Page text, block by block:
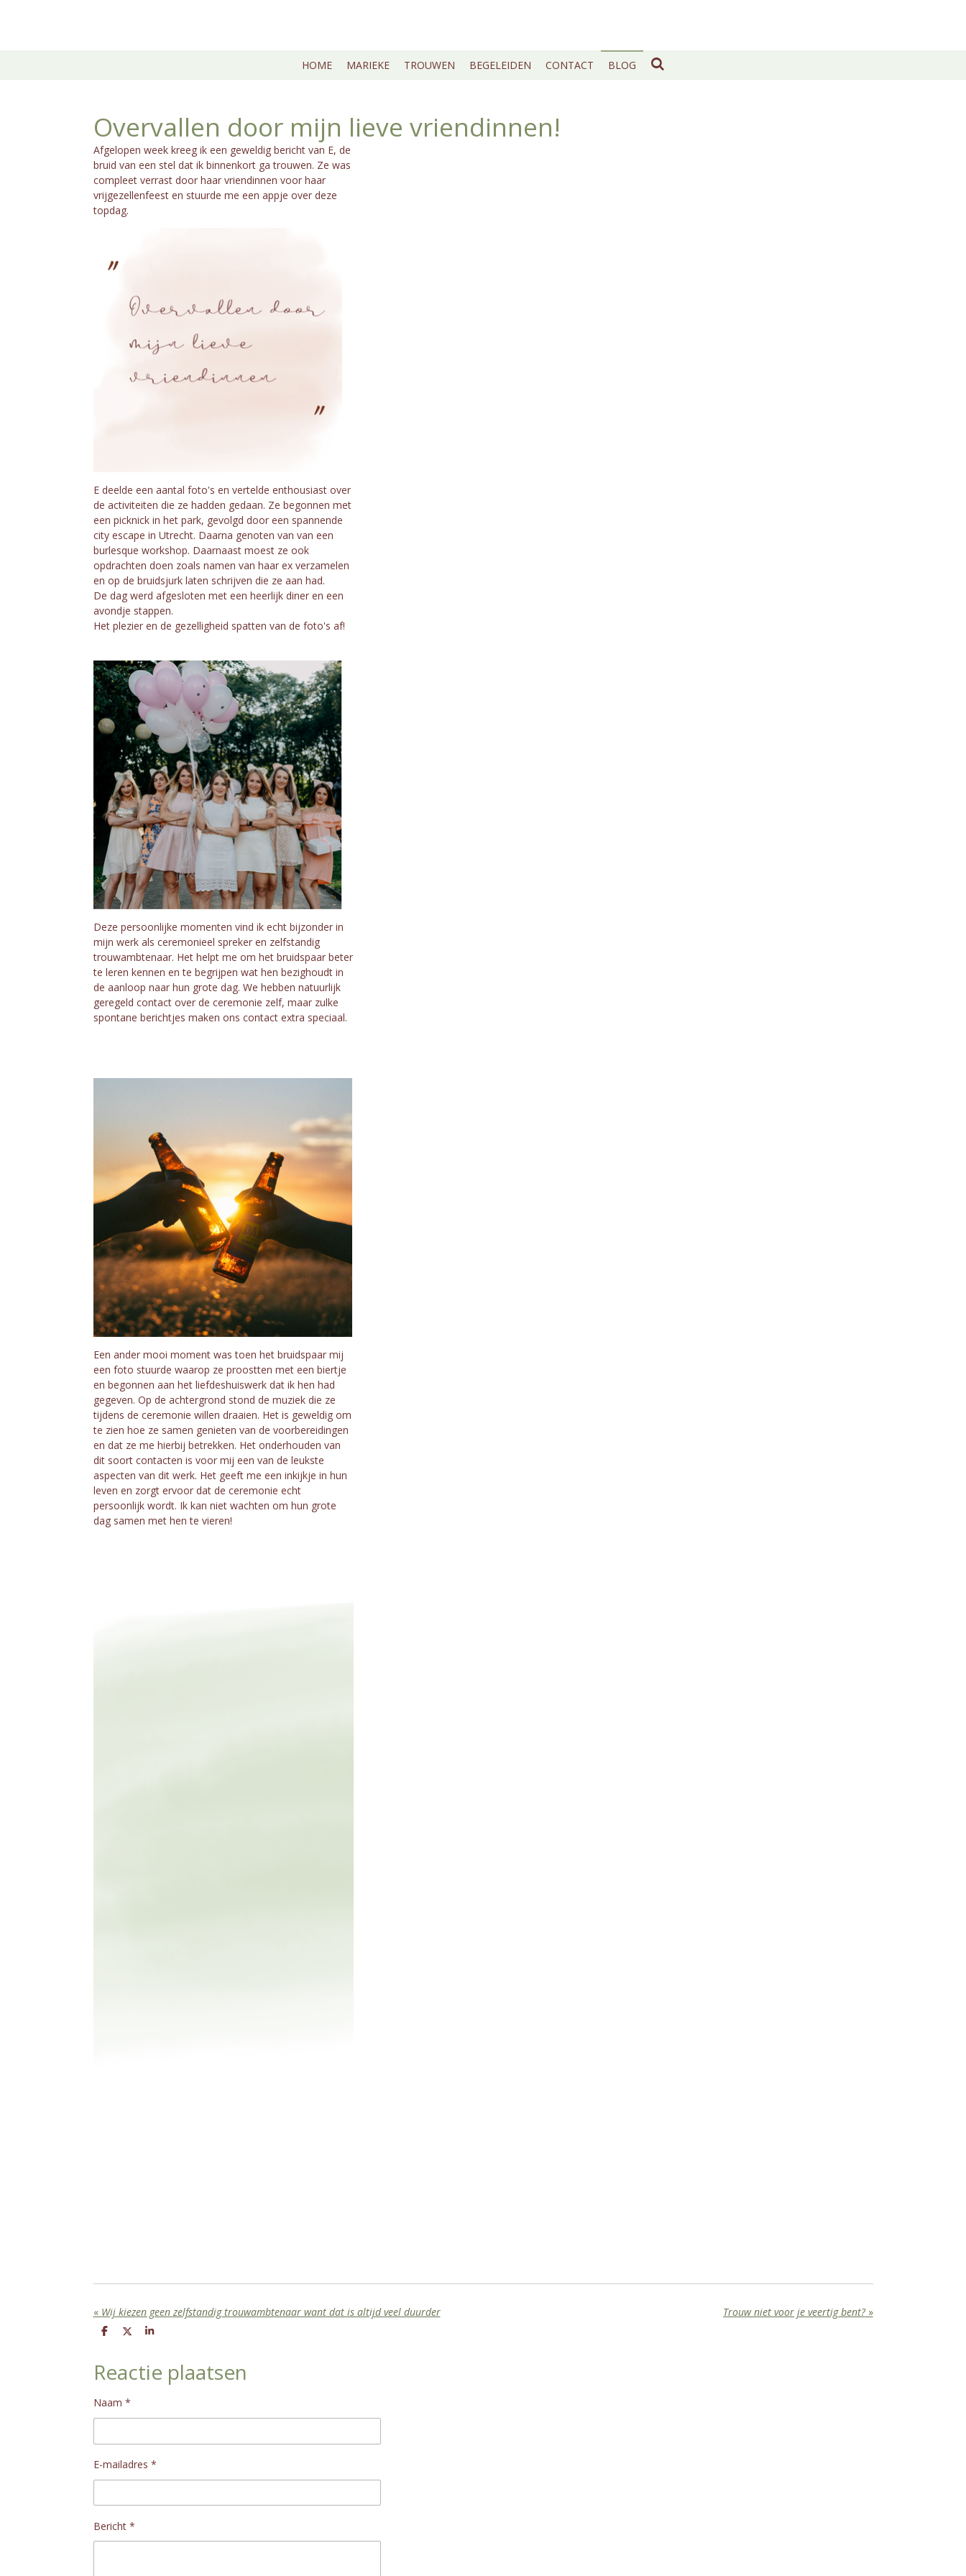
HOME MARIEKE TROUWEN BEGELEIDEN CONTACT BLOG
Overvallen door mijn lieve vriendinnen!
Afgelopen week kreeg ik een geweldig bericht van E, de
bruid van een stel dat ik binnenkort ga trouwen. Ze was
compleet verrast door haar vriendinnen voor haar
vrijgezellenfeest en stuurde me een appje over deze
topdag.
E deelde een aantal foto's en vertelde enthousiast over
de activiteiten die ze hadden gedaan. Ze begonnen met
een picknick in het park, gevolgd door een spannende
city escape in Utrecht. Daarna genoten van van een
burlesque workshop. Daarnaast moest ze ook
opdrachten doen zoals namen van haar ex verzamelen
en op de bruidsjurk laten schrijven die ze aan had.
De dag werd afgesloten met een heerlijk diner en een
avondje stappen.
Het plezier en de gezelligheid spatten van de foto's af!
Deze persoonlijke momenten vind ik echt bijzonder in
mijn werk als ceremonieel spreker en zelfstandig
trouwambtenaar. Het helpt me om het bruidspaar beter
te leren kennen en te begrijpen wat hen bezighoudt in
de aanloop naar hun grote dag. We hebben natuurlijk
geregeld contact over de ceremonie zelf, maar zulke
spontane berichtjes maken ons contact extra speciaal.
Een ander mooi moment was toen het bruidspaar mij
een foto stuurde waarop ze proostten met een biertje
en begonnen aan het liefdeshuiswerk dat ik hen had
gegeven. Op de achtergrond stond de muziek die ze
tijdens de ceremonie willen draaien. Het is geweldig om
te zien hoe ze samen genieten van de voorbereidingen
en dat ze me hierbij betrekken. Het onderhouden van
dit soort contacten is voor mij een van de leukste
aspecten van dit werk. Het geeft me een inkijkje in hun
leven en zorgt ervoor dat de ceremonie echt
persoonlijk wordt. Ik kan niet wachten om hun grote
dag samen met hen te vieren!
« Wij kiezen geen zelfstandig trouwambtenaar want dat is altijd veel duurder Trouw niet voor je veertig bent?»
D
e
n
D
S
r
e
Reactie plaatsen
Naam *
E-mailadres *
Bericht *